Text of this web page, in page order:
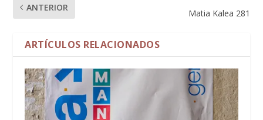
ANTERIOR
Matia Kalea 281
ARTÍCULOS RELACIONADOS